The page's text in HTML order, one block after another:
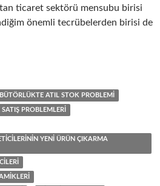
ticaret sektörü mensubu birisi
önemli tecrübelerden birisi de
firmaların, ürün çeşit
ATIL STOK PROBLEMI
PROBLEMLERI
YENI ÜRÜN ÇIKARMA